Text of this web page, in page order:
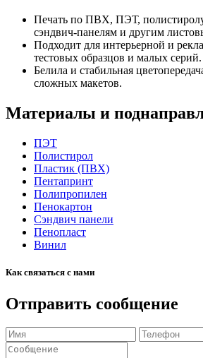
Печать по ПВХ, ПЭТ,
сэндвич-панелям и другим
Подходит для интерьерной и
тестовых образцов и малых серий.
Белила и стабильная
сложных макетов.
Материалы и
ПЭТ
Полистирол
Пластик (ПВХ)
Пентапринт
Полипропилен
Пенокартон
Сэндвич панели
Пенопласт
Винил
Как связаться с нами
Отправить сообщение